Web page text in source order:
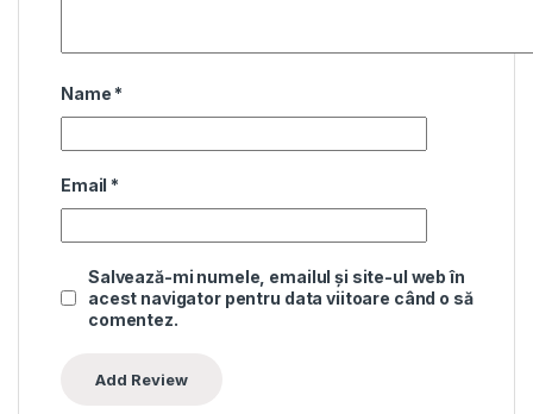
Name *
Email *
Salvează-mi numele, emailul și site-ul web în
acest navigator pentru data viitoare când o să
comentez.